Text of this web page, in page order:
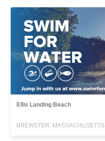
Ellis Landing Beach
BREWSTER, MASSACHUSETTS